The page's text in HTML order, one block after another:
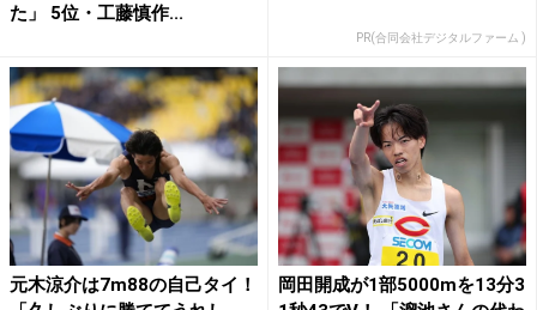
た」 5位・工藤慎作...
PR(合同会社デジタルファーム )
元木涼介は7m88の自己タイ！
岡田開成が1部5000mを13分3